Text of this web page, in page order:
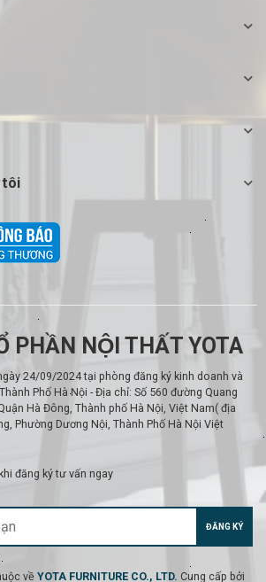
tôi
PHẦN NỘI THẤT YOTA
24/09/2024 tại phòng đăng ký kinh doanh và
Phố Hà Nội - Địa chỉ: Số 560 đường Quang
Hà Đông, Thành phố Hà Nội, Việt Nam( địa
Phường Dương Nội, Thành Phố Hà Nội Việt
khi đăng ký tư vấn ngay
ĐĂNG KÝ
về YOTA FURNITURE CO., LTD. Cung cấp bởi